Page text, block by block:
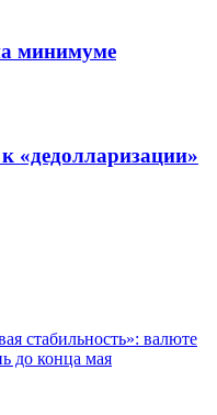
минимуме
«дедолларизации»
стабильность»: валюте
до конца мая